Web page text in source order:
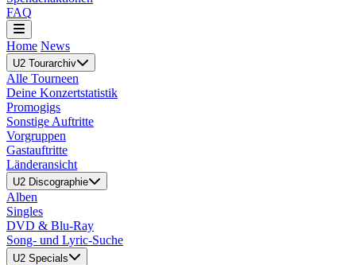
FAQ
Home News
U2 Tourarchiv
Alle Tourneen
Deine Konzertstatistik
Promogigs
Sonstige Auftritte
Vorgruppen
Gastauftritte
Länderansicht
U2 Discographie
Alben
Singles
DVD & Blu-Ray
Song- und Lyric-Suche
U2 Specials